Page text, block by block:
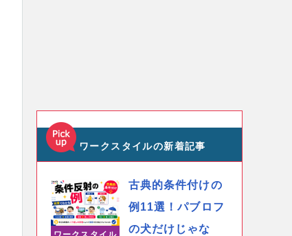
ワークスタイルの新着記事
古典的条件付けの
例11選！パブロフ
の犬だけじゃな